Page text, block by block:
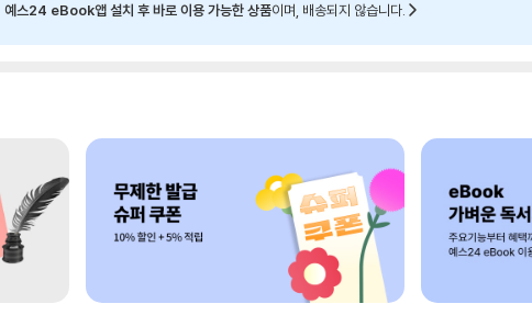
예스24 eBook앱 설치 후 바로 이용 가능한 상품이며, 배송되지 않습니다.